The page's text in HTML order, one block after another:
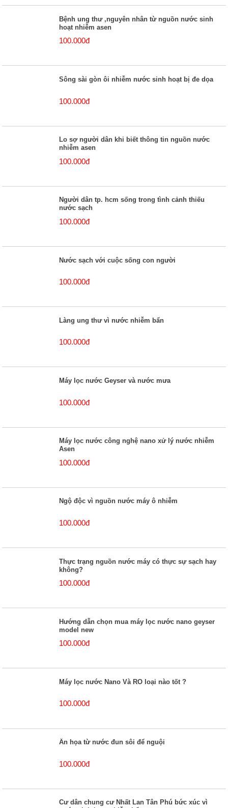
Bệnh ung thư ,nguyên nhân từ nguồn nước sinh
hoạt nhiễm asen
100.000đ
Sông sài gòn ôi nhiễm nước sinh hoạt bị đe dọa
100.000đ
Lo sợ người dân khi biết thông tin nguồn nước
nhiễm asen
100.000đ
Người dân tp. hcm sống trong tình cảnh thiếu
nước sạch
100.000đ
Nước sạch với cuộc sống con người
100.000đ
Làng ung thư vì nước nhiễm bẩn
100.000đ
Máy lọc nước Geyser và nước mưa
100.000đ
Máy lọc nước công nghệ nano xử lý nước nhiễm
Asen
100.000đ
Ngộ độc vì nguồn nước máy ô nhiễm
100.000đ
Thực trạng nguồn nước máy có thực sự sạch hay
không?
100.000đ
Hướng dẫn chọn mua máy lọc nước nano geyser
model new
100.000đ
Máy lọc nước Nano Và RO loại nào tốt ?
100.000đ
Ẩn họa từ nước đun sôi để nguội
100.000đ
Cư dân chung cư Nhất Lan Tân Phú bức xúc vì